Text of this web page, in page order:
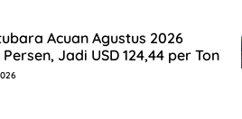
Acuan Agustus 2026
Jadi USD 124,44 per Ton